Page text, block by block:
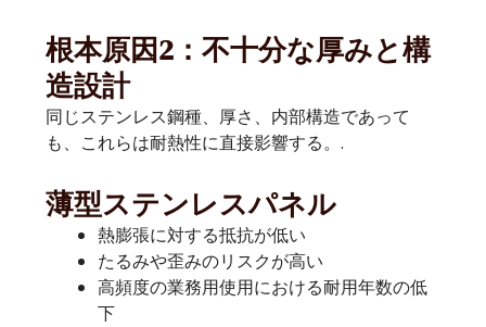
根本原因2：不十分な厚みと構
造設計
同じステンレス鋼種、厚さ、内部構造であって
も、これらは耐熱性に直接影響する。.
薄型ステンレスパネル
熱膨張に対する抵抗が低い
たるみや歪みのリスクが高い
高頻度の業務用使用における耐用年数の低
下